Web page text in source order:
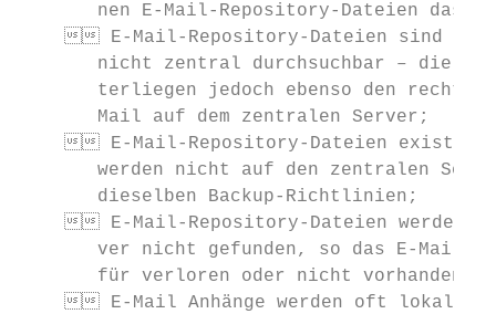
nen E-Mail-Repository-Dateien das
E-Mail-Repository-Dateien sind
nicht zentral durchsuchbar – die
terliegen jedoch ebenso den
       Mail auf dem zentralen Server;
E-Mail-Repository-Dateien
werden nicht auf den zentralen
       dieselben Backup-Richtlinien;
E-Mail-Repository-Dateien werden
ver nicht gefunden, so das E-Mails
für verloren oder nicht vorhanden
E-Mail Anhänge werden oft lokal